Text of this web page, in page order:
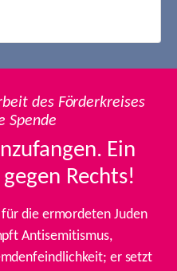
des Förderkreises
Spende
Ein
Rechts!
die ermordeten Juden
Antisemitismus,
er setzt